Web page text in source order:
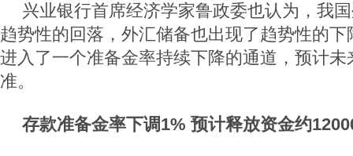
兴业银行首席经济学家鲁政委也认为，我
趋势性的回落，外汇储备也出现了趋势性的
进入了一个准备金率持续下降的通道，预计
准。
存款准备金率下调1% 预计释放资金约